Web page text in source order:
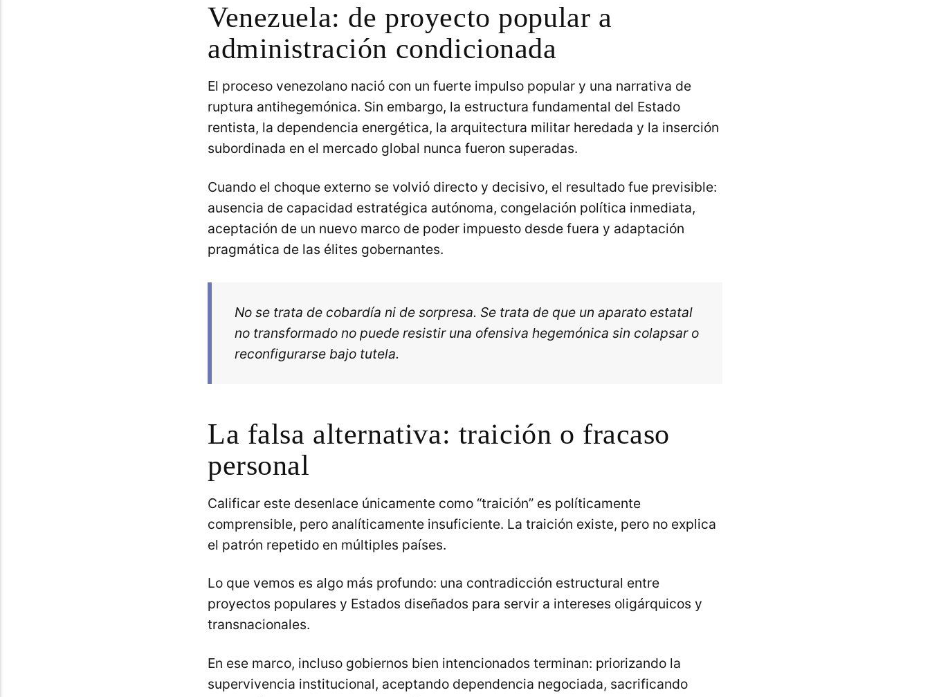
Venezuela: de proyecto popular a
administración condicionada
El proceso venezolano nació con un fuerte impulso popular y una narrativa de
ruptura antihegemónica. Sin embargo, la estructura fundamental del Estado
rentista, la dependencia energética, la arquitectura militar heredada y la inserción
subordinada en el mercado global nunca fueron superadas.
Cuando el choque externo se volvió directo y decisivo, el resultado fue previsible:
ausencia de capacidad estratégica autónoma, congelación política inmediata,
aceptación de un nuevo marco de poder impuesto desde fuera y adaptación
pragmática de las élites gobernantes.
No se trata de cobardía ni de sorpresa. Se trata de que un aparato estatal
no transformado no puede resistir una ofensiva hegemónica sin colapsar o
reconfigurarse bajo tutela.
La falsa alternativa: traición o fracaso
personal
Calificar este desenlace únicamente como “traición” es políticamente
comprensible, pero analíticamente insuficiente. La traición existe, pero no explica
el patrón repetido en múltiples países.
Lo que vemos es algo más profundo: una contradicción estructural entre
proyectos populares y Estados diseñados para servir a intereses oligárquicos y
transnacionales.
En ese marco, incluso gobiernos bien intencionados terminan: priorizando la
supervivencia institucional, aceptando dependencia negociada, sacrificando